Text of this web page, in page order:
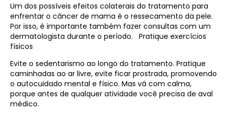
Um dos possíveis efeitos colaterais do tratamento para
enfrentar o câncer de mama é o ressecamento da pele.
Por isso, é importante também fazer consultas com um
dermatologista durante o período. Pratique exercícios
físicos
Evite o sedentarismo ao longo do tratamento. Pratique
caminhadas ao ar livre, evite ficar prostrada, promovendo
o autocuidado mental e físico. Mas vá com calma,
porque antes de qualquer atividade você precisa de aval
médico.